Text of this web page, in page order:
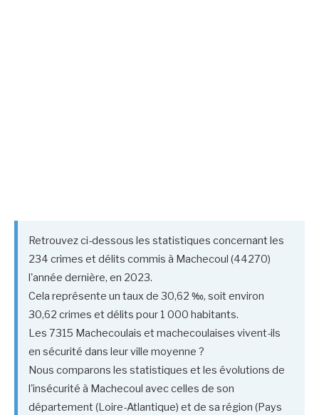
Retrouvez ci-dessous les statistiques concernant les
234 crimes et délits commis à Machecoul (44270)
l'année dernière, en 2023.
Cela représente un taux de 30,62 ‰, soit environ
30,62 crimes et délits pour 1 000 habitants.
Les 7315 Machecoulais et machecoulaises vivent-ils
en sécurité dans leur ville moyenne ?
Nous comparons les statistiques et les évolutions de
l'insécurité à Machecoul avec celles de son
département (Loire-Atlantique) et de sa région (Pays